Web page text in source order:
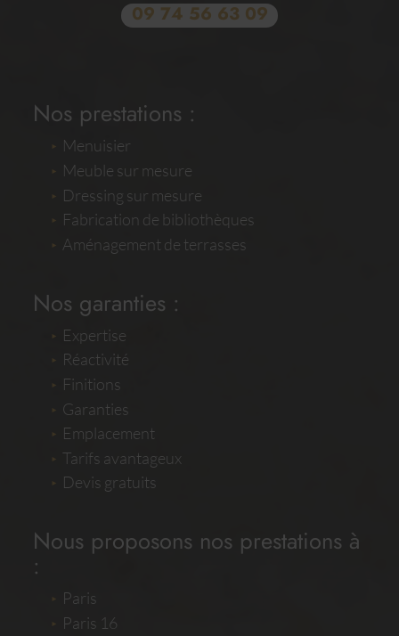
09 74 56 63 09
Nos prestations :
Menuisier
Meuble sur mesure
Dressing sur mesure
Fabrication de bibliothèques
Aménagement de terrasses
Nos garanties :
Expertise
Réactivité
Finitions
Garanties
Emplacement
Tarifs avantageux
Devis gratuits
Nous proposons nos prestations à
:
Paris
Paris 16